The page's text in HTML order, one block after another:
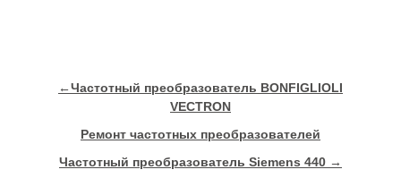
←Частотный преобразователь BONFIGLIOLI
VECTRON
Ремонт частотных преобразователей
Частотный преобразователь Siemens 440 →